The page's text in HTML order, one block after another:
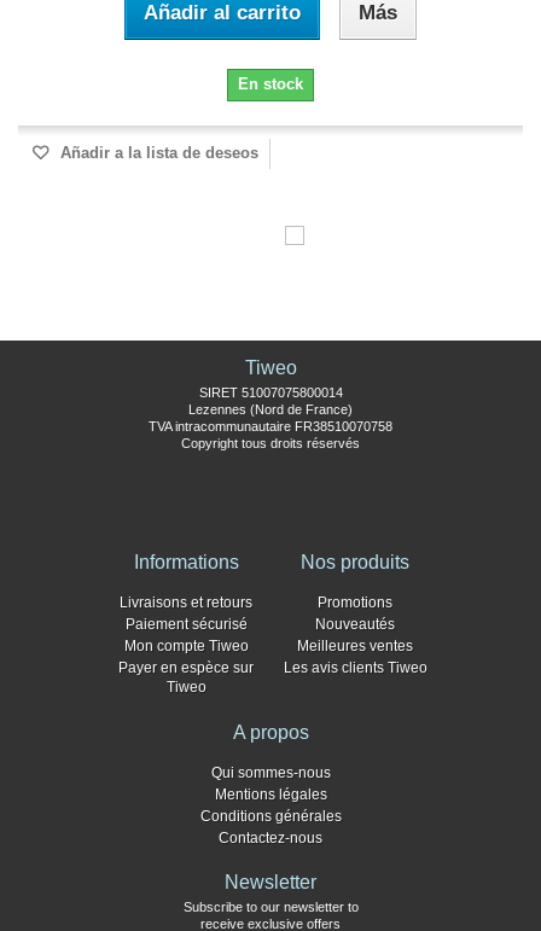
Añadir al carrito Más
En stock
Añadir a la lista de deseos
Tiweo
SIRET 51007075800014
Lezennes (Nord de France)
TVA intracommunautaire FR38510070758
Copyright tous droits réservés
Informations
Livraisons et retours
Paiement sécurisé
Mon compte Tiweo
Payer en espèce sur
Tiweo
Nos produits
Promotions
Nouveautés
Meilleures ventes
Les avis clients Tiweo
A propos
Qui sommes-nous
Mentions légales
Conditions générales
Contactez-nous
Newsletter
Subscribe to our newsletter to
receive exclusive offers